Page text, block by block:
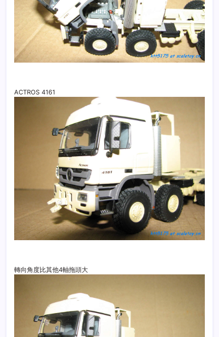
ACTROS 4161
轉向角度比其他4軸拖頭大